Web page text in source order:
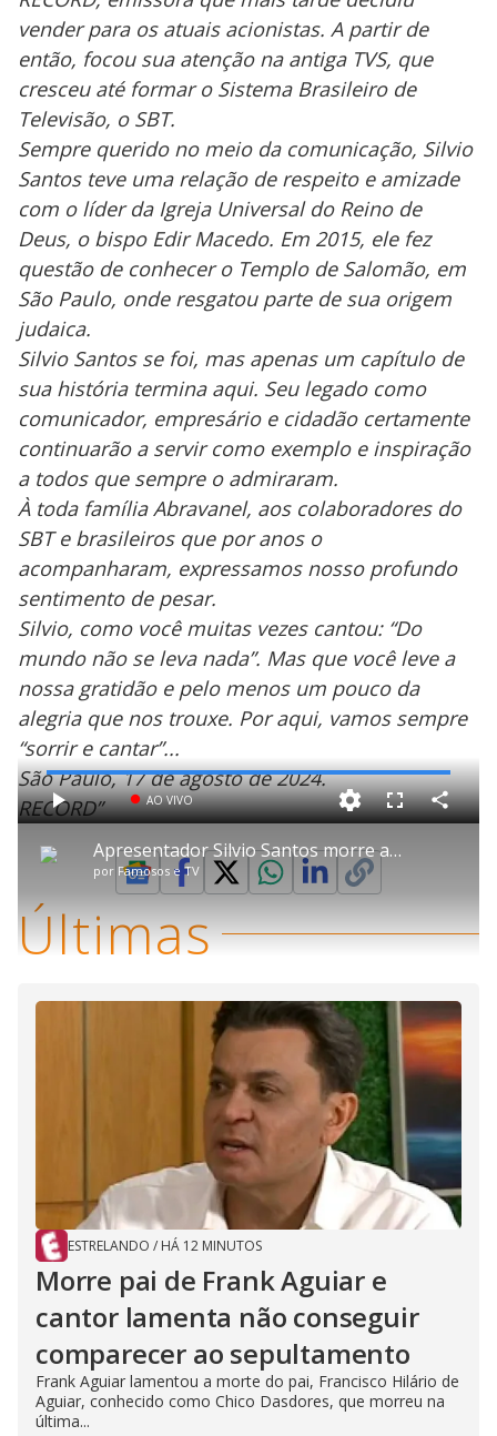
vender para os atuais acionistas. A partir de
então, focou sua atenção na antiga TVS, que
cresceu até formar o Sistema Brasileiro de
Televisão, o SBT.
Sempre querido no meio da comunicação, Silvio
Santos teve uma relação de respeito e amizade
com o líder da Igreja Universal do Reino de
Deus, o bispo Edir Macedo. Em 2015, ele fez
questão de conhecer o Templo de Salomão, em
São Paulo, onde resgatou parte de sua origem
judaica.
Silvio Santos se foi, mas apenas um capítulo de
sua história termina aqui. Seu legado como
comunicador, empresário e cidadão certamente
continuarão a servir como exemplo e inspiração
a todos que sempre o admiraram.
À toda família Abravanel, aos colaboradores do
SBT e brasileiros que por anos o
acompanharam, expressamos nosso profundo
sentimento de pesar.
Silvio, como você muitas vezes cantou: “Do
mundo não se leva nada”. Mas que você leve a
nossa gratidão e pelo menos um pouco da
alegria que nos trouxe. Por aqui, vamos sempre
“sorrir e cantar”...
São Paulo, 17 de agosto de 2024.
RECORD”
P
l
a
y
V
i
d
e
o
Apresentador Silvio Santos morre aos 93 anos
por Famosos e TV
P
L
o
a
d
e
0
%
S
e
k
t
l
r
n
t
l
AO VIVO
F
l
C
o
r
Últimas
ESTRELANDO / HÁ 12 MINUTOS
Morre pai de Frank Aguiar e
cantor lamenta não conseguir
comparecer ao sepultamento
Frank Aguiar lamentou a morte do pai, Francisco Hilário de
Aguiar, conhecido como Chico Dasdores, que morreu na
última...